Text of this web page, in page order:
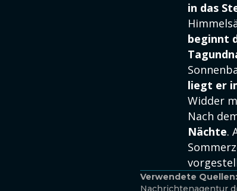
in das
beginnt
liegt er
Widder
Nach
Nächte.
Verwendete Quellen:
Nachrichtenagentur